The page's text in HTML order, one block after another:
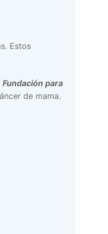
Estos
Fundación para
de mama.